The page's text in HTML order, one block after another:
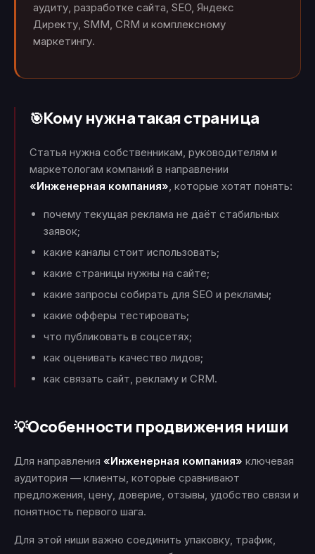
аудиту, разработке сайта, SEO, Яндекс
Директу, SMM, CRM и комплексному
маркетингу.
🎯Кому нужна такая страница
Статья нужна собственникам, руководителям и
маркетологам компаний в направлении
«Инженерная компания», которые хотят понять:
почему текущая реклама не даёт стабильных
заявок;
какие каналы стоит использовать;
какие страницы нужны на сайте;
какие запросы собирать для SEO и рекламы;
какие офферы тестировать;
что публиковать в соцсетях;
как оценивать качество лидов;
как связать сайт, рекламу и CRM.
💡Особенности продвижения ниши
Для направления «Инженерная компания» ключевая
аудитория — клиенты, которые сравнивают
предложения, цену, доверие, отзывы, удобство связи и
понятность первого шага.
Для этой ниши важно соединить упаковку, трафик,